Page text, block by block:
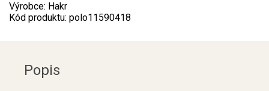
Výrobce: Hakr
Kód produktu: polo11590418
Popis